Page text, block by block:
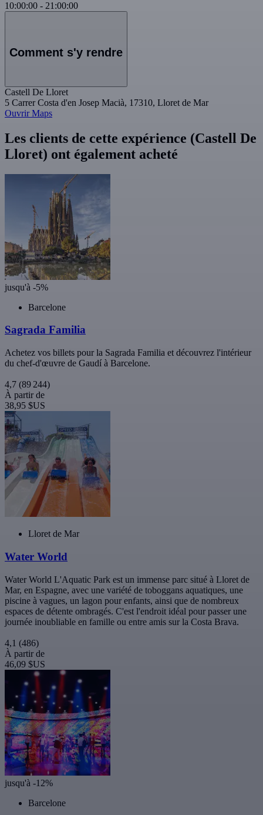
10:00:00 - 21:00:00
Comment s'y rendre
Castell De Lloret
5 Carrer Costa d'en Josep Macià, 17310, Lloret de Mar
Ouvrir Maps
Les clients de cette expérience (Castell De
Lloret) ont également acheté
jusqu'à -5%
Barcelone
Sagrada Familia
Achetez vos billets pour la Sagrada Familia et découvrez l'intérieur
du chef-d'œuvre de Gaudí à Barcelone.
4,7 (89 244)
À partir de
38,95 $US
Lloret de Mar
Water World
Water World L'Aquatic Park est un immense parc situé à Lloret de
Mar, en Espagne, avec une variété de toboggans aquatiques, une
piscine à vagues, un lagon pour enfants, ainsi que de nombreux
espaces de détente ombragés. C'est l'endroit idéal pour passer une
journée inoubliable en famille ou entre amis sur la Costa Brava.
4,1 (486)
À partir de
46,09 $US
jusqu'à -12%
Barcelone